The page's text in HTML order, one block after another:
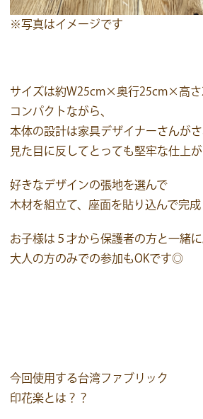
※写真はイメージです
サイズは約W25cm×奥行25cm×高
コンパクトながら、
本体の設計は家具デザイナーさんが
見た目に反してとっても堅牢な仕上が
好きなデザインの張地を選んで
木材を組立て、座面を貼り込んで完成
お子様は５才から保護者の方と一緒に
大人の方のみでの参加もOKです◎
今回使用する台湾ファブリック
印花楽とは？？